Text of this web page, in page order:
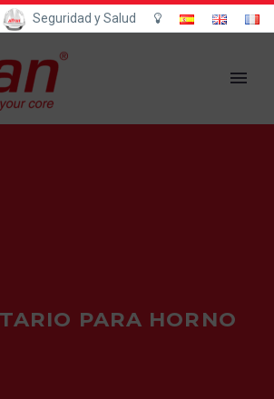
Seguridad y Salud
PARA HORNO